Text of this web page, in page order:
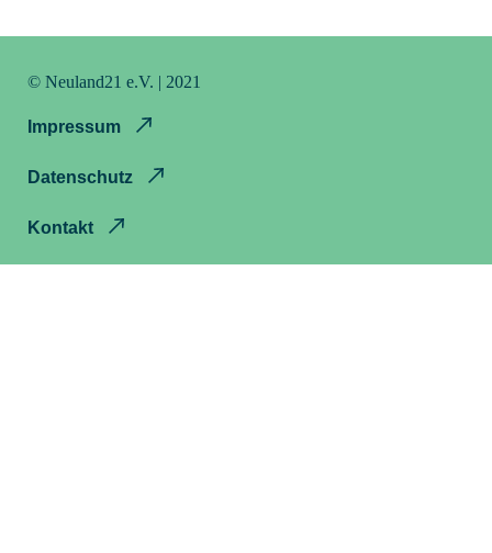
© Neuland21 e.V. | 2021
Impressum
Datenschutz
Kontakt